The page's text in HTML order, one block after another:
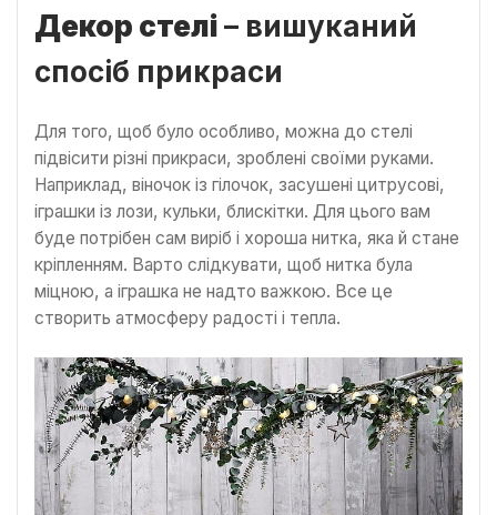
Декор стелі– вишуканий
спосіб прикраси
Для того, щоб було особливо, можна до стелі
підвісити різні прикраси, зроблені своїми руками.
Наприклад, віночок із гілочок, засушені цитрусові,
іграшки із лози, кульки, блискітки. Для цього вам
буде потрібен сам виріб і хороша нитка, яка й стане
кріпленням. Варто слідкувати, щоб нитка була
міцною, а іграшка не надто важкою. Все це
створить атмосферу радості і тепла.